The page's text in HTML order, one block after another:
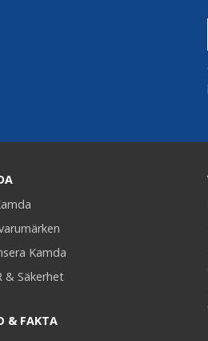
Kamda
& Säkerhet
& FAKTA